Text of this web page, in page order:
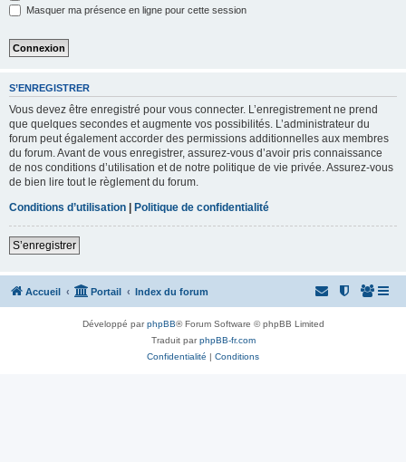
Masquer ma présence en ligne pour cette session
S’ENREGISTRER
Vous devez être enregistré pour vous connecter. L’enregistrement ne prend
que quelques secondes et augmente vos possibilités. L’administrateur du
forum peut également accorder des permissions additionnelles aux membres
du forum. Avant de vous enregistrer, assurez-vous d’avoir pris connaissance
de nos conditions d’utilisation et de notre politique de vie privée. Assurez-vous
de bien lire tout le règlement du forum.
Conditions d’utilisation | Politique de confidentialité
S’enregistrer
Accueil Portail Index du forum
Développé parphpBB® Forum Software © phpBB Limited
Traduit parphpBB-fr.com
Confidentialité | Conditions